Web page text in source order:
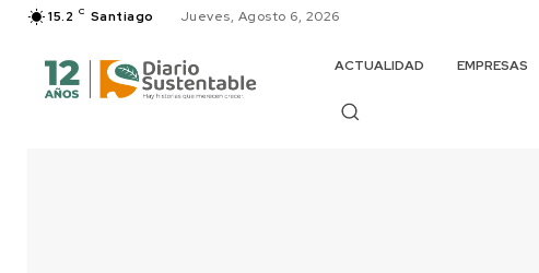
15.2 C Santiago Jueves, Agosto 6, 2026
ACTUALIDAD EMPRESAS